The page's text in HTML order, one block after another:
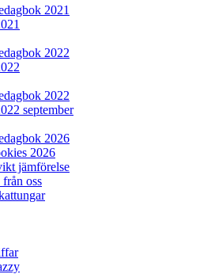
2021
2022
2022
september
2026
2026
jämförelse
oss